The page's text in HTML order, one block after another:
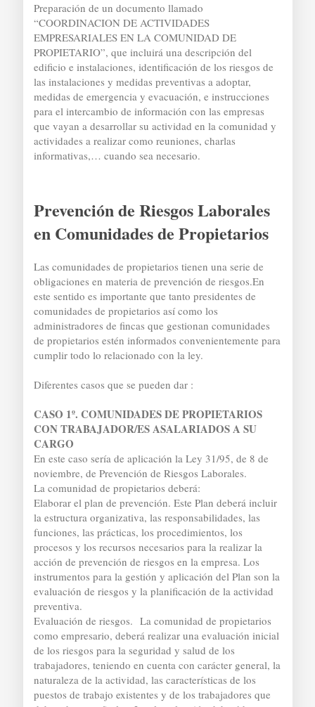
Preparación de un documento llamado
“COORDINACION DE ACTIVIDADES
EMPRESARIALES EN LA COMUNIDAD DE
PROPIETARIO”, que incluirá una descripción del
edificio e instalaciones, identificación de los riesgos de
las instalaciones y medidas preventivas a adoptar,
medidas de emergencia y evacuación, e instrucciones
para el intercambio de información con las empresas
que vayan a desarrollar su actividad en la comunidad y
actividades a realizar como reuniones, charlas
informativas,… cuando sea necesario.
Prevención de Riesgos Laborales
en Comunidades de Propietarios
Las comunidades de propietarios tienen una serie de
obligaciones en materia de prevención de riesgos.En
este sentido es importante que tanto presidentes de
comunidades de propietarios así como los
administradores de fincas que gestionan comunidades
de propietarios estén informados convenientemente para
cumplir todo lo relacionado con la ley.
Diferentes casos que se pueden dar :
CASO 1º. COMUNIDADES DE PROPIETARIOS
CON TRABAJADOR/ES ASALARIADOS A SU
CARGO
En este caso sería de aplicación la Ley 31/95, de 8 de
noviembre, de Prevención de Riesgos Laborales.
La comunidad de propietarios deberá:
Elaborar el plan de prevención. Este Plan deberá incluir
la estructura organizativa, las responsabilidades, las
funciones, las prácticas, los procedimientos, los
procesos y los recursos necesarios para la realizar la
acción de prevención de riesgos en la empresa. Los
instrumentos para la gestión y aplicación del Plan son la
evaluación de riesgos y la planificación de la actividad
preventiva.
Evaluación de riesgos. La comunidad de propietarios
como empresario, deberá realizar una evaluación inicial
de los riesgos para la seguridad y salud de los
trabajadores, teniendo en cuenta con carácter general, la
naturaleza de la actividad, las características de los
puestos de trabajo existentes y de los trabajadores que